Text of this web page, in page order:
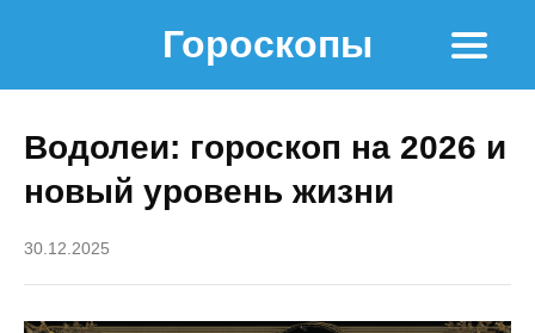
Гороскопы
Водолеи: гороскоп на 2026 и
новый уровень жизни
30.12.2025